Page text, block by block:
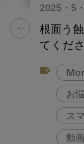
2025・5
根面う
てくだ
お
ス
動画